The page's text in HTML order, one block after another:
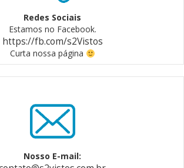
Redes Sociais
Estamos no Facebook.
https://fb.com/s2Vistos
Curta nossa página
Nosso E-mail: